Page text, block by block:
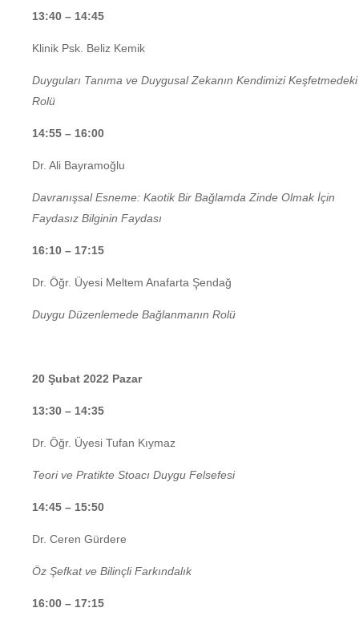
13:40 – 14:45
Klinik Psk. Beliz Kemik
Duyguları Tanıma ve Duygusal Zekanın Kendimizi Keşfetmedeki
Rolü
14:55 – 16:00
Dr. Ali Bayramoğlu
Davranışsal Esneme: Kaotik Bir Bağlamda Zinde Olmak İçin
Faydasız Bilginin Faydası
16:10 – 17:15
Dr. Öğr. Üyesi Meltem Anafarta Şendağ
Duygu Düzenlemede Bağlanmanın Rolü
20 Şubat 2022 Pazar
13:30 – 14:35
Dr. Öğr. Üyesi Tufan Kıymaz
Teori ve Pratikte Stoacı Duygu Felsefesi
14:45 – 15:50
Dr. Ceren Gürdere
Öz Şefkat ve Bilinçli Farkındalık
16:00 – 17:15